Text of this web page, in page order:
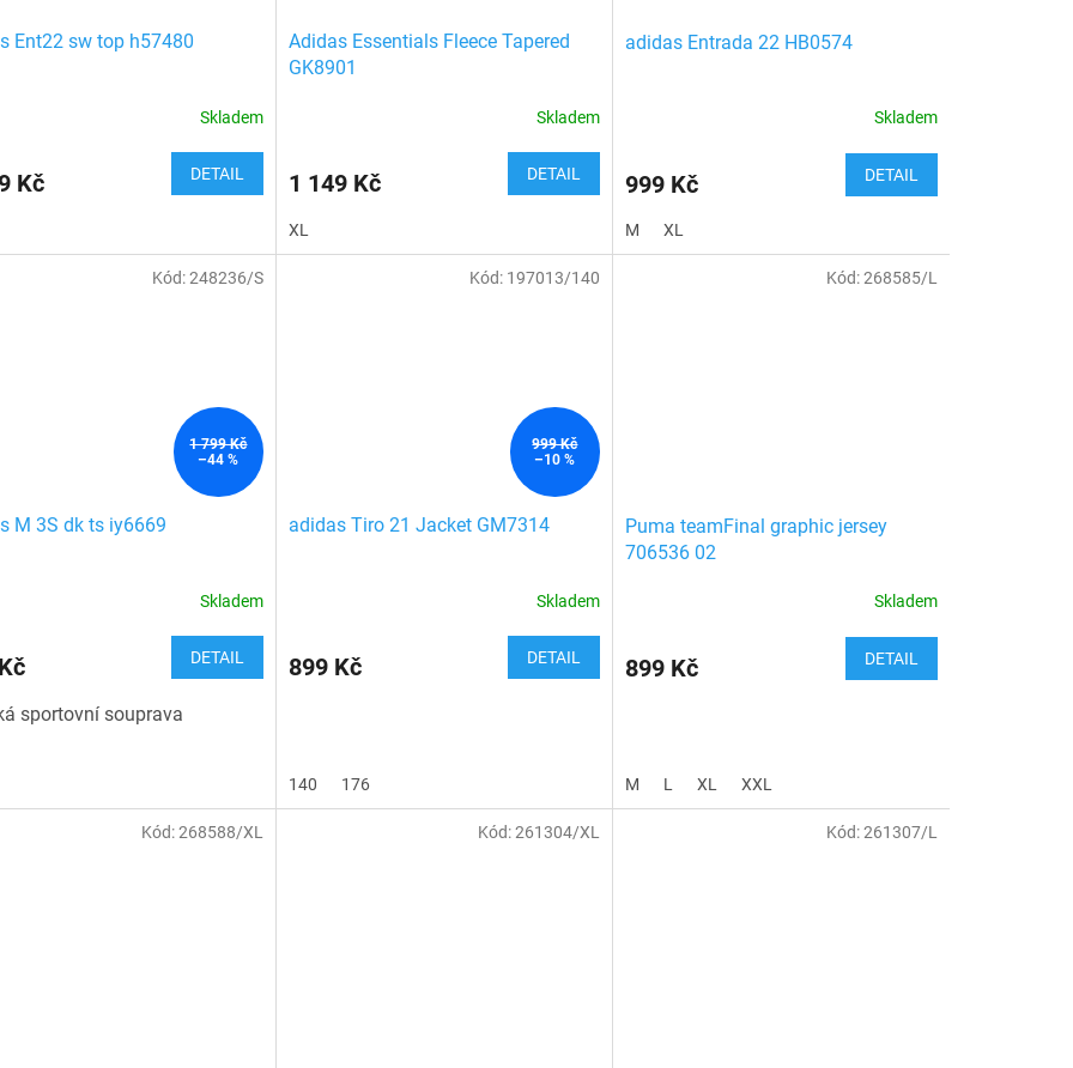
vysoký pas. Rovný střih, zúžené
Materiál: froté, 53% bavlna / 36%
Ent22 sw top h57480
Skladem
Kč DETAIL
Adidas Essentials Fleece Tapered
GK8901
Skladem
1 149 Kč DETAIL
XL
adidas Entrada 22 HB0574
Skladem
999 Kč DETAIL
M XL
1 799 Kč
–44 %
M 3S dk ts iy6669
Skladem
DETAIL
sportovní souprava
Kód:248236/S
999 Kč
–10 %
adidas Tiro 21 Jacket GM7314
Skladem
899 Kč DETAIL
140 176
Kód: 197013/140
Puma teamFinal graphic jersey
706536 02
Skladem
899 Kč DETAIL
M L XL XXL
Kód:268585/L
Kód:268588/XL Kód:261304/XL Kód:261307/L